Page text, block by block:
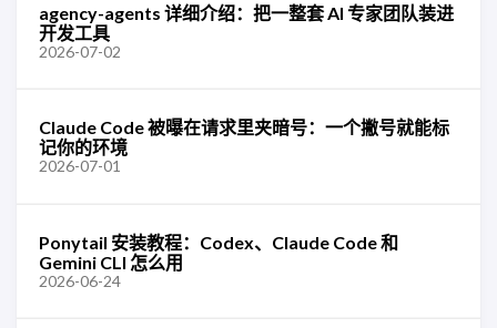
agency-agents 详细介绍：把一整套 AI 专家团队装进
开发工具
2026-07-02
Claude Code 被曝在请求里夹暗号：一个撇号就能标
记你的环境
2026-07-01
Ponytail 安装教程：Codex、Claude Code 和
Gemini CLI 怎么用
2026-06-24